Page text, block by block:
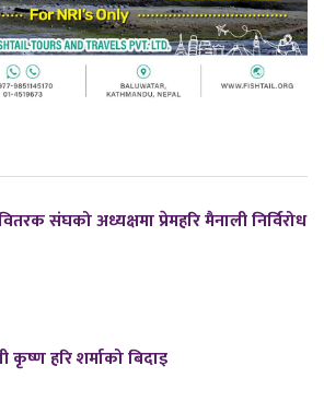
संघको अध्यक्षमा प्रेमहरि मैनाली निर्विरोध
हरि शर्माको बिदाइ